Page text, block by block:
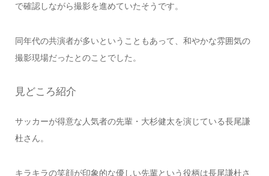
で確認しながら撮影を進めていたそうです。
同年代の共演者が多いということもあって、和やかな雰囲気の
撮影現場だったとのことでした。
見どころ紹介
サッカーが得意な人気者の先輩・大杉健太を演じている長尾謙
杜さん。
キラキラの笑顔が印象的な優しい先輩という役柄は長尾謙杜さ